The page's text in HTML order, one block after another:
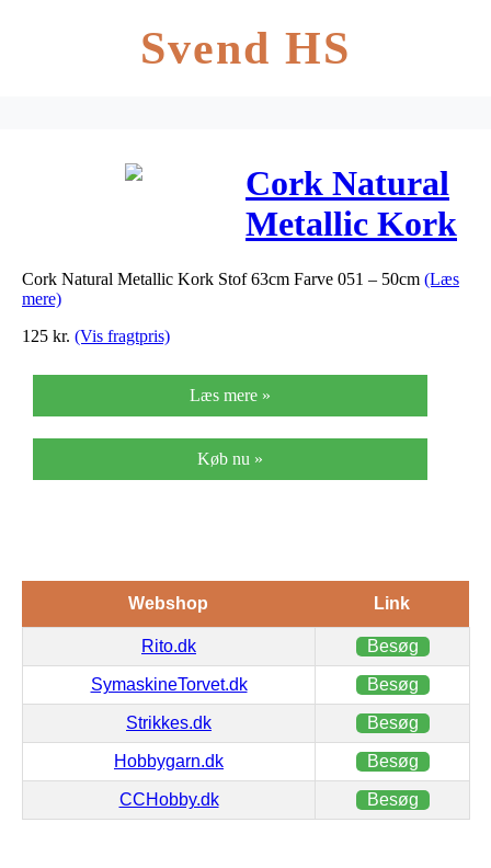
Svend HS
Cork Natural
Metallic Kork
Stof 63cm
Cork Natural Metallic Kork Stof 63cm Farve 051 – 50cm (Læs
mere)
125 kr. (Vis fragtpris)
Læs mere »
Køb nu »
Webshop Link
Rito.dk Besøg
SymaskineTorvet.dk Besøg
Strikkes.dk Besøg
Hobbygarn.dk Besøg
CCHobby.dk Besøg